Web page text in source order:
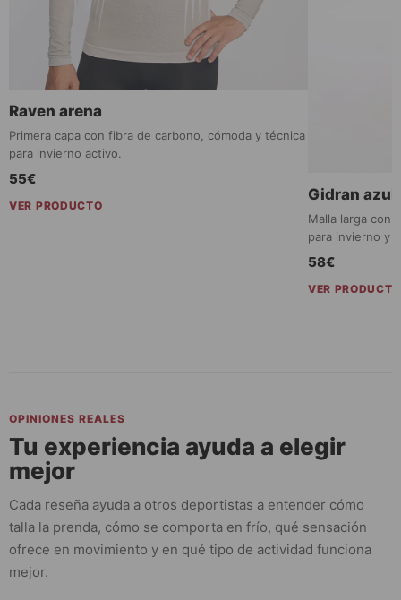
Raven arena
Primera capa con fibra de carbono, cómoda y técnica
para invierno activo.
55€
VER PRODUCTO
Gidran azul
Malla larga con
para invierno y
58€
VER PRODUCTO
OPINIONES REALES
Tu experiencia ayuda a elegir
mejor
Cada reseña ayuda a otros deportistas a entender cómo
talla la prenda, cómo se comporta en frío, qué sensación
ofrece en movimiento y en qué tipo de actividad funciona
mejor.